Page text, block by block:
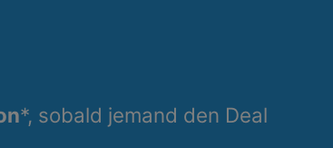
*, sobald jemand den Deal